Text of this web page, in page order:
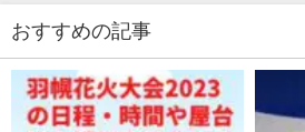
おすすめの記事